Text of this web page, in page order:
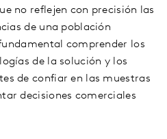
no reflejen con precisión las
de una población
comprender los
de la solución y los
de confiar en las muestras
decisiones comerciales